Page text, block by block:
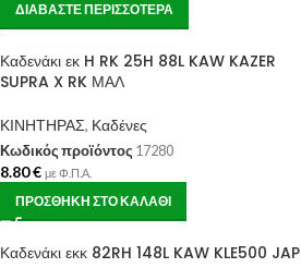
ΔΙΑΒΆΣΤΕ ΠΕΡΙΣΣΌΤΕΡΑ
Καδενάκι εκ H RK 25H 88L KAW KAZER
SUPRA X RK ΜΑΛ
ΚΙΝΗΤΗΡΑΣ, Καδένες
Κωδικός προϊόντος 17280
8.80€ με Φ.Π.Α.
ΠΡΟΣΘΉΚΗ ΣΤΟ ΚΑΛΆΘΙ
Καδενάκι εκκ 82RH 148L KAW KLE500 JAP